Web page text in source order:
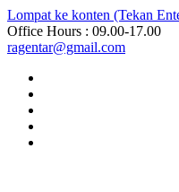
Lompat ke konten (Tekan
Office Hours : 09.00-17.00
ragentar@gmail.com